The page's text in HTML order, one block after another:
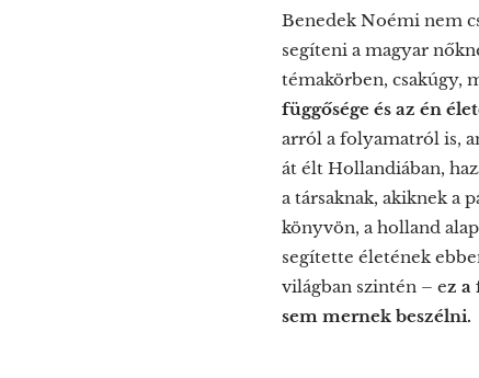
Benedek Noémi nem
segíteni a magyar
témakörben, csakúgy,
függősége és az én
arról a folyamatról is,
át élt Hollandiában,
a társaknak, akiknek a
könyvön, a holland
segítette életének
világban szintén – ez a
sem mernek beszélni.